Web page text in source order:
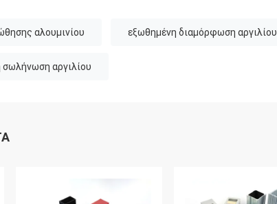
αλουμινίου εξωθημένη διαμόρφωση αργιλίου
αργιλίου